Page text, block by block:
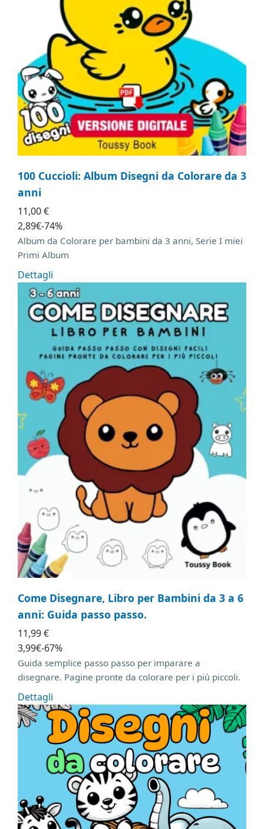
100 Cuccioli: Album Disegni da Colorare da 3
anni
11,00 €
2,89€-74%
Album da Colorare per bambini da 3 anni, Serie I miei
Primi Album
Dettagli
Come Disegnare, Libro per Bambini da 3 a 6
anni: Guida passo passo.
11,99 €
3,99€-67%
Guida semplice passo passo per imparare a
disegnare. Pagine pronte da colorare per i più piccoli.
Dettagli